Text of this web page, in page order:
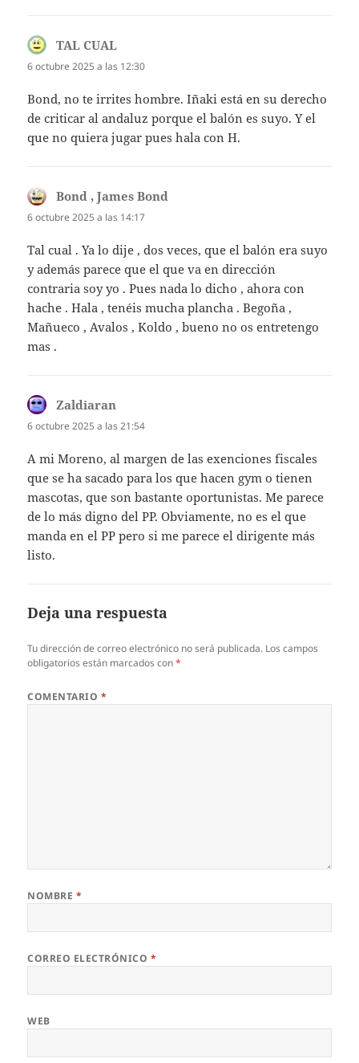
TAL CUAL
6 octubre 2025 a las 12:30
Bond, no te irrites hombre. Iñaki está en su derecho
de criticar al andaluz porque el balón es suyo. Y el
que no quiera jugar pues hala con H.
Bond , James Bond
6 octubre 2025 a las 14:17
Tal cual . Ya lo dije , dos veces, que el balón era suyo
y además parece que el que va en dirección
contraria soy yo . Pues nada lo dicho , ahora con
hache . Hala , tenéis mucha plancha . Begoña ,
Mañueco , Avalos , Koldo , bueno no os entretengo
mas .
Zaldiaran
6 octubre 2025 a las 21:54
A mi Moreno, al margen de las exenciones fiscales
que se ha sacado para los que hacen gym o tienen
mascotas, que son bastante oportunistas. Me parece
de lo más digno del PP. Obviamente, no es el que
manda en el PP pero si me parece el dirigente más
listo.
Deja una respuesta
Tu dirección de correo electrónico no será publicada. Los campos
obligatorios están marcados con*
COMENTARIO *
NOMBRE *
CORREO ELECTRÓNICO *
WEB